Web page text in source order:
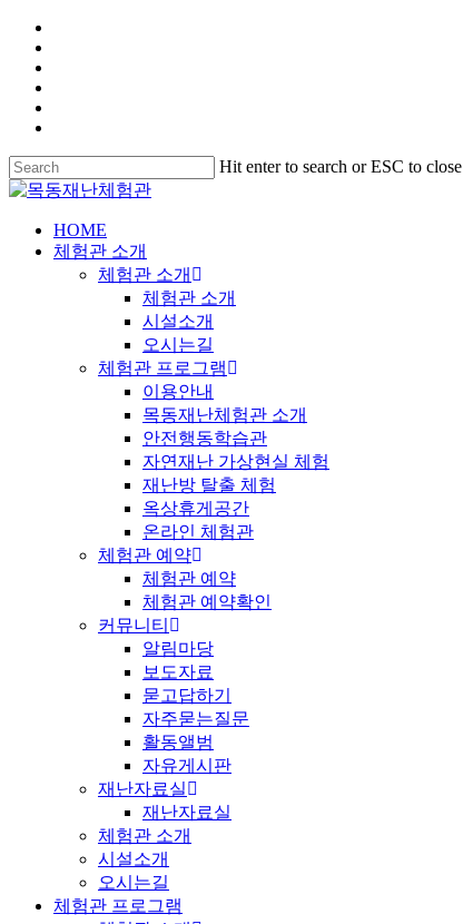
Hit enter to search or ESC to close
HOME
체험관 소개
체험관 소개
체험관 소개
시설소개
오시는길
체험관 프로그램
이용안내
목동재난체험관 소개
안전행동학습관
자연재난 가상현실 체험
재난방 탈출 체험
옥상휴게공간
온라인 체험관
체험관 예약
체험관 예약
체험관 예약확인
커뮤니티
알림마당
보도자료
묻고답하기
자주묻는질문
활동앨범
자유게시판
재난자료실
재난자료실
체험관 소개
시설소개
오시는길
체험관 프로그램